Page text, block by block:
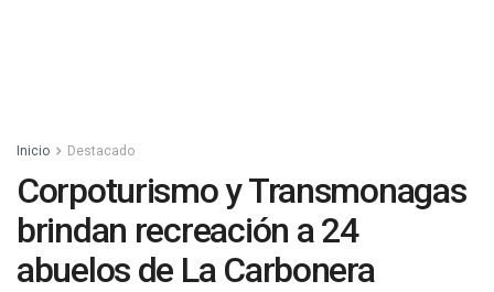
Inicio Destacado
Corpoturismo y Transmonagas
brindan recreación a 24
abuelos de La Carbonera